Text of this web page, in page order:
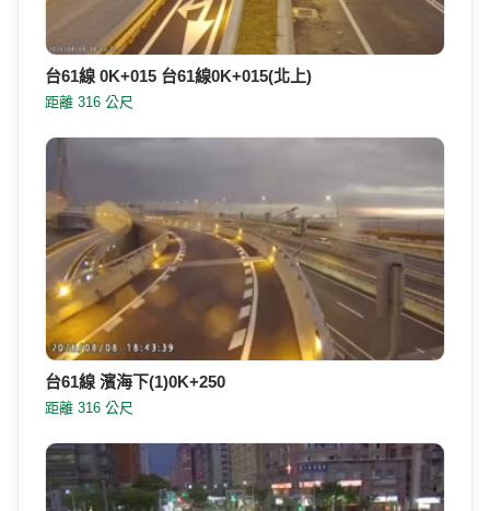
台61線 0K+015 台61線0K+015(北上)
距離 316 公尺
台61線 濱海下(1)0K+250
距離 316 公尺